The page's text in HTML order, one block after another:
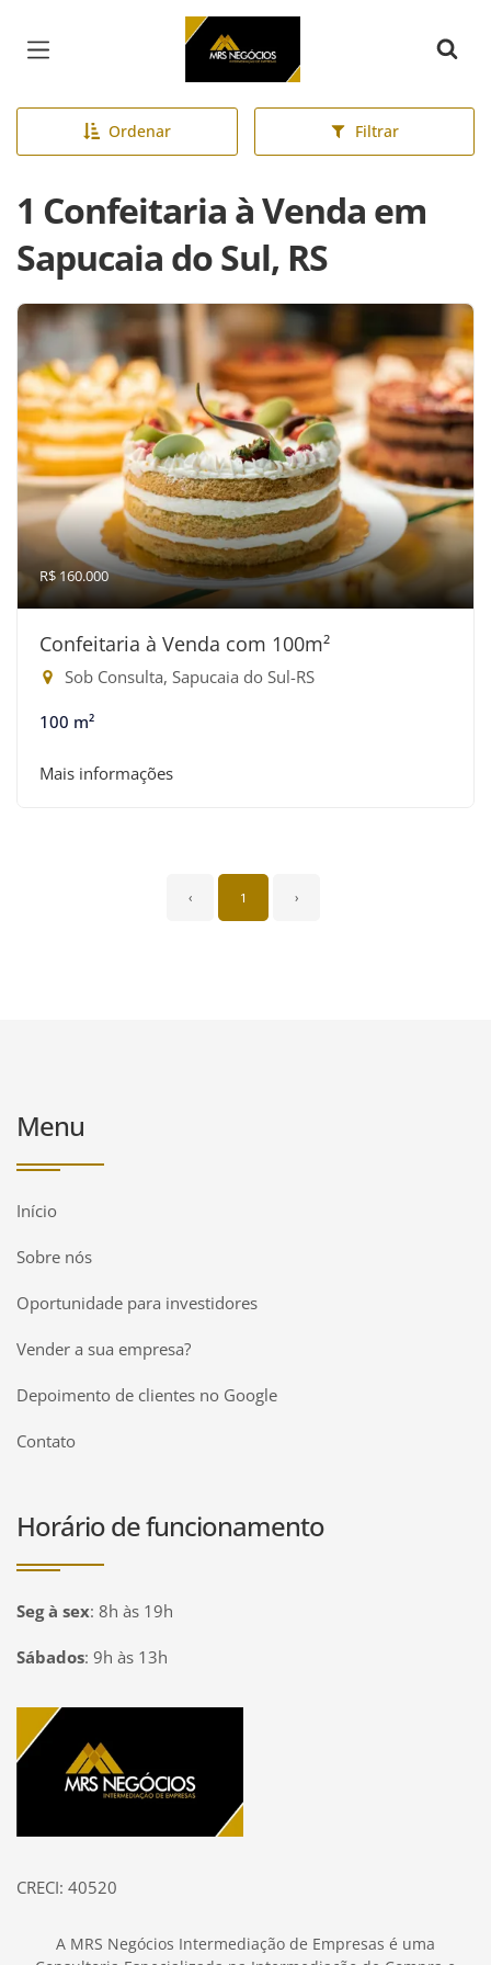
Página inicial
Ordenar Filtrar
1 Confeitaria à Venda em
Sapucaia do Sul, RS
R$ 160.000
Confeitaria à Venda com 100m²
Sob Consulta, Sapucaia do Sul-RS
100 m²
Mais informações
‹ 1 ›
Menu
Início
Sobre nós
Oportunidade para investidores
Vender a sua empresa?
Depoimento de clientes no Google
Contato
Horário de funcionamento
Seg à sex: 8h às 19h
Sábados: 9h às 13h
Página inicial
CRECI: 40520
A MRS Negócios Intermediação de Empresas é uma